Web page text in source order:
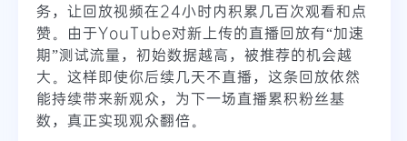
务，让回放视频在24小时内积累几百次观看和点
赞。由于YouTube对新上传的直播回放有“加速
期”测试流量，初始数据越高，被推荐的机会越
大。这样即使你后续几天不直播，这条回放依然
能持续带来新观众，为下一场直播累积粉丝基
数，真正实现观众翻倍。